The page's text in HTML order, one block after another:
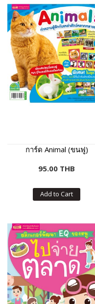
การ์ด Animal (ขนฟู)
95.00 THB
Add to Cart